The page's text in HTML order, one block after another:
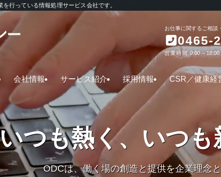
行っている情報処理サービス会社です。
お仕事に関するご相談
0465-
営業時間 9:00～
会社情報 サービス紹介 採用情報 CSR／健康経
つも熱く、いつも
ODCは、働く場の創造と提供を企業理念と